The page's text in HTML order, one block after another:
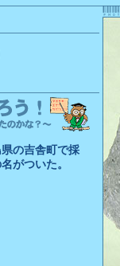
の吉舎町で採
がついた。